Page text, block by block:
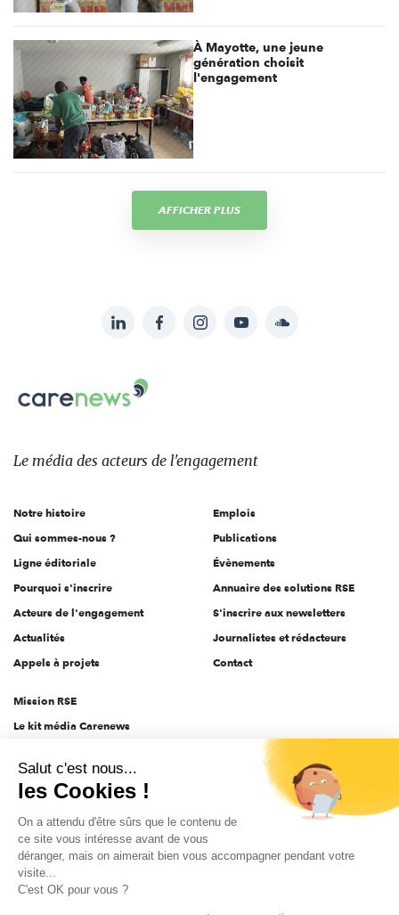
À Mayotte, une jeune
génération choisit
l'engagement
AFFICHER PLUS
sur:
LinkedInFacebookInstagramYouTubeSoundcloud
Le
des
l'engagement
Le média des acteurs de l'engagement
Notre histoire
Qui sommes-nous ?
Ligne éditoriale
Pourquoi s'inscrire
Acteurs de l'engagement
Actualités
Appels à projets
Emplois
Publications
Évènements
Annuaire des solutions RSE
S'inscrire aux newsletters
Journalistes et rédacteurs
Contact
Mission RSE
Le kit média Carenews
AEF info
Novethic
PRODURABLE
Inclusiv Day
Salut c'est nous...
les Cookies !
On a attendu d'être sûrs que le contenu de
ce site vous intéresse avant de vous
déranger, mais on aimerait bien vous accompagner pendant votre
visite...
C'est OK pour vous ?